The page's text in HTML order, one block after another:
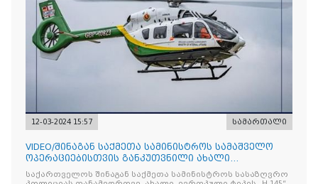
12-03-2024 15:57 სამართალი
VIDEO/შინაგან საქმეთა სამინისტროს სამაშველო
ოპერაციებისთვის განკუთვნილი ახალი
ვერტმფრენი გადაეცა
საქართველოს შინაგან საქმეთა სამინისტროს სასაზღვრო